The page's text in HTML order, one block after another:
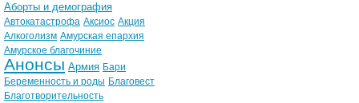
Аборты и демография
Автокатастрофа Аксиос Акция
Алкоголизм Амурская епархия
Амурское благочиние
Анонсы Армия Бари
Беременность и роды Благовест
Благотворительность